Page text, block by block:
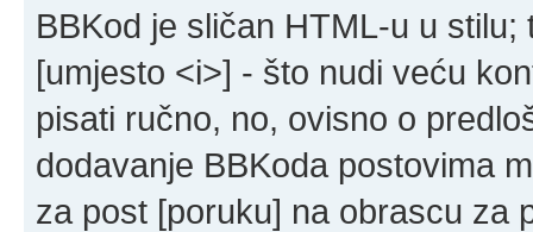
BBKod je sličan HTML-u u
[umjesto <i>] - što nudi veću
pisati ručno, no, ovisno o
dodavanje BBKoda postovima
za post [poruku] na obrascu za